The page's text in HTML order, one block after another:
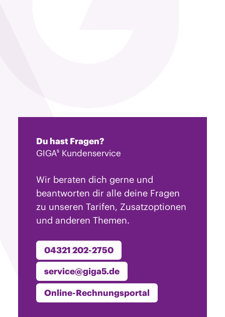
Du hast Fragen?
GIGA⁵ Kundenservice
Wir beraten dich gerne und
beantworten dir alle deine Fragen
zu unseren Tarifen, Zusatzoptionen
und anderen Themen.
04321 202-2750
service@giga5.de
Online-Rechnungsportal